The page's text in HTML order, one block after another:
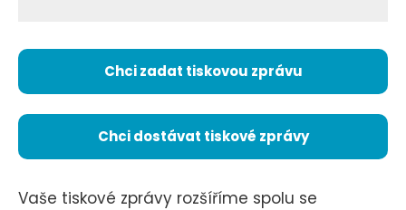
Chci zadat tiskovou zprávu
Chci dostávat tiskové zprávy
Vaše tiskové zprávy rozšíříme spolu se